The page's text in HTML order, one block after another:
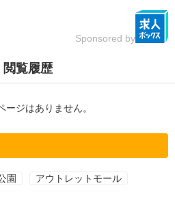
Sponsored by
閲覧履歴
ジはありません。
園 アウトレットモール